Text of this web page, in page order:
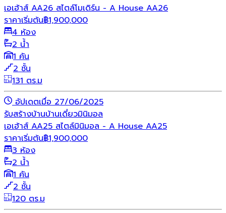
เอเฮ้าส์ AA26 สไตล์โมเดิร์น - A House AA26
ราคาเริ่มต้น฿1,900,000
4 ห้อง
2 น้ำ
1 คัน
2 ชั้น
131 ตร.ม
อัปเดตเมื่อ 27/06/2025
รับสร้างบ้านบ้านเดี่ยวมินิมอล
เอเฮ้าส์ AA25 สไตล์มินิมอล - A House AA25
ราคาเริ่มต้น฿1,900,000
3 ห้อง
2 น้ำ
1 คัน
2 ชั้น
120 ตร.ม